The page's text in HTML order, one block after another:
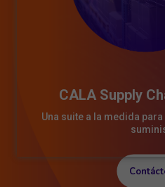
CALA Supply
Una suite a la medida